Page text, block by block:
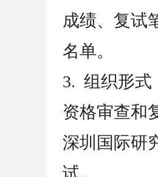
成绩、复试
名单。
3. 组织形式
资格审查和
深圳国际研
试。